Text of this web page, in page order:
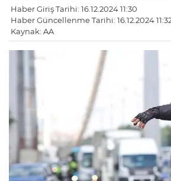
Haber Giriş Tarihi: 16.12.2024 11:30
Haber Güncellenme Tarihi: 16.12.2024
Kaynak: AA